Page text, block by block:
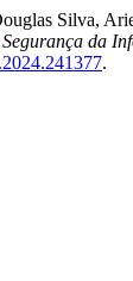
Silva,
da
.